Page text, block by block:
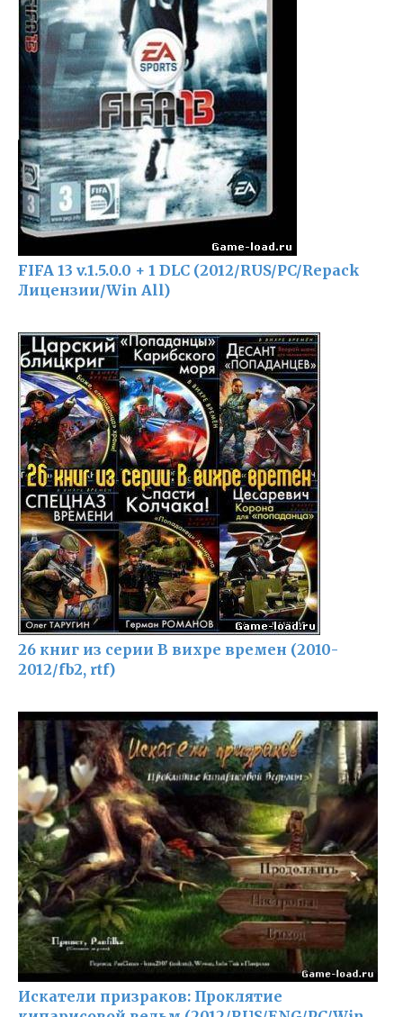
FIFA 13 v.1.5.0.0 + 1 DLC (2012/RUS/PC/Repack
Лицензии/Win All)
26 книг из серии В вихре времен (2010-
2012/fb2, rtf)
Искатели призраков: Проклятие